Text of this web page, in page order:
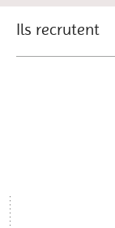
Ils recrutent